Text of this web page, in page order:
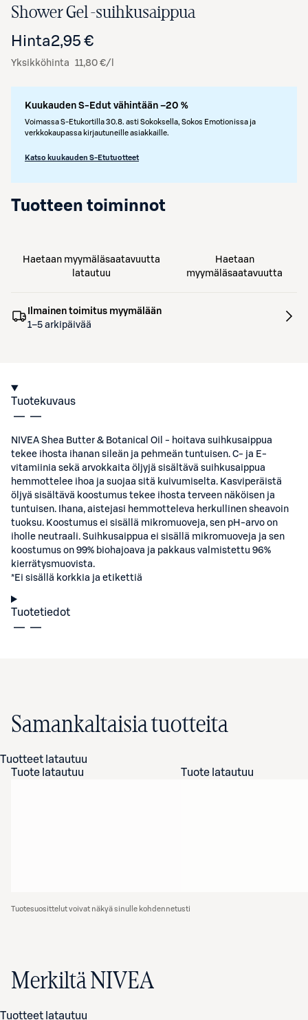
Shower Gel -suihkusaippua
Hinta2,95 €
Yksikköhinta 11,80 €/l
Kuukauden S-Edut vähintään –20 %
Voimassa S-Etukortilla 30.8. asti Sokoksella, Sokos Emotionissa ja
verkkokaupassa kirjautuneille asiakkaille.
Katso kuukauden S-Etutuotteet
Tuotteen toiminnot
Haetaan myymäläsaatavuutta
latautuu
Haetaan
myymäläsaatavuutta
Ilmainen toimitus myymälään
1–5 arkipäivää
Tuotekuvaus
NIVEA Shea Butter & Botanical Oil - hoitava suihkusaippua
tekee ihosta ihanan sileän ja pehmeän tuntuisen. C- ja E-
vitamiinia sekä arvokkaita öljyjä sisältävä suihkusaippua
hemmottelee ihoa ja suojaa sitä kuivumiselta. Kasviperäistä
öljyä sisältävä koostumus tekee ihosta terveen näköisen ja
tuntuisen. Ihana, aistejasi hemmotteleva herkullinen sheavoin
tuoksu. Koostumus ei sisällä mikromuoveja, sen pH-arvo on
iholle neutraali. Suihkusaippua ei sisällä mikromuoveja ja sen
koostumus on 99% biohajoava ja pakkaus valmistettu 96%
kierrätysmuovista.
*Ei sisällä korkkia ja etikettiä
Tuotetiedot
Samankaltaisia tuotteita
Tuotteet latautuu
Tuote latautuu
Tuote latautuu
Tuotesuosittelut voivat näkyä sinulle kohdennetusti
Merkiltä NIVEA
Tuotteet latautuu